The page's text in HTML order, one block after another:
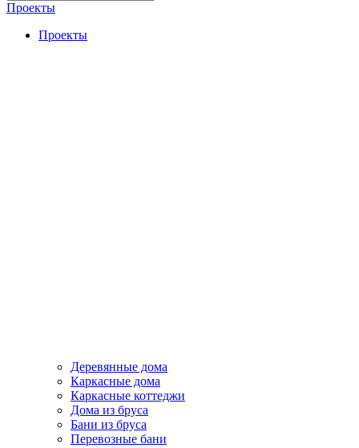
Проекты
Проекты
Деревянные дома
Каркасные дома
Каркасные коттеджи
Дома из бруса
Бани из бруса
Перевозные бани